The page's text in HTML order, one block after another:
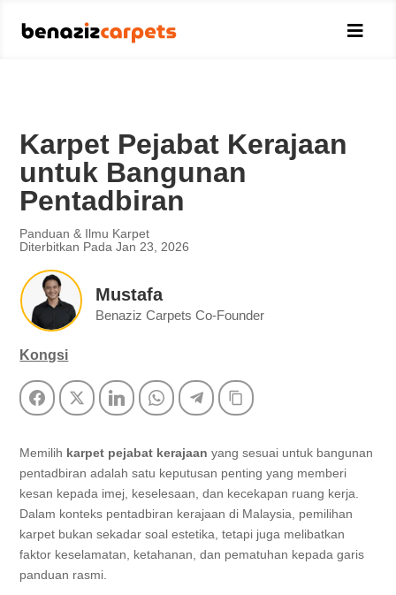

Karpet Pejabat Kerajaan
untuk Bangunan
Pentadbiran
Panduan & Ilmu Karpet
Diterbitkan Pada Jan 23, 2026
Mustafa
Benaziz Carpets Co-Founder
Kongsi
FacebookTwitter LinkedInWhatsAppTelegramCopy Link
Memilih karpet pejabat kerajaan yang sesuai untuk bangunan
pentadbiran adalah satu keputusan penting yang memberi
kesan kepada imej, keselesaan, dan kecekapan ruang kerja.
Dalam konteks pentadbiran kerajaan di Malaysia, pemilihan
karpet bukan sekadar soal estetika, tetapi juga melibatkan
faktor keselamatan, ketahanan, dan pematuhan kepada garis
panduan rasmi.